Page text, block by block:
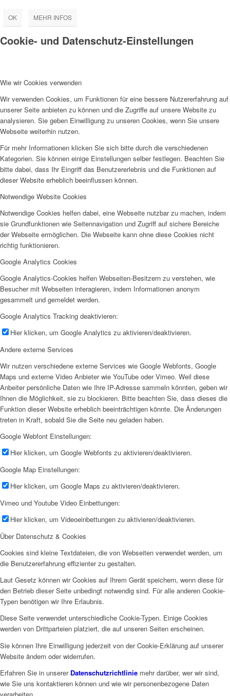
OK MEHR INFOS
Cookie- und Datenschutz-Einstellungen
Wie wir Cookies verwenden
Wir verwenden Cookies, um Funktionen für eine bessere Nutzererfahrung auf
unserer Seite anbieten zu können und die Zugriffe auf unsere Website zu
analysieren. Sie geben Einwilligung zu unseren Cookies, wenn Sie unsere
Webseite weiterhin nutzen.
Für mehr Informationen klicken Sie sich bitte durch die verschiedenen
Kategorien. Sie können einige Einstellungen selber festlegen. Beachten Sie
bitte dabei, dass Ihr Eingriff das Benutzererlebnis und die Funktionen auf
dieser Website erheblich beeinflussen können.
Notwendige Website Cookies
Notwendige Cookies helfen dabei, eine Webseite nutzbar zu machen, indem
sie Grundfunktionen wie Seitennavigation und Zugriff auf sichere Bereiche
der Webseite ermöglichen. Die Webseite kann ohne diese Cookies nicht
richtig funktionieren.
Google Analytics Cookies
Google Analytics-Cookies helfen Webseiten-Besitzern zu verstehen, wie
Besucher mit Webseiten interagieren, indem Informationen anonym
gesammelt und gemeldet werden.
Google Analytics Tracking deaktivieren:
Hier klicken, um Google Analytics zu aktivieren/deaktivieren.
Andere externe Services
Wir nutzen verschiedene externe Services wie Google Webfonts, Google
Maps und externe Video Anbieter wie YouTube oder Vimeo. Weil diese
Anbeiter persönliche Daten wie Ihre IP-Adresse sammeln könnten, geben wir
Ihnen die Möglichkeit, sie zu blockieren. Bitte beachten Sie, dass dieses die
Funktion dieser Website erheblich beeinträchtigen könnte. Die Änderungen
treten in Kraft, sobald Sie die Seite neu geladen haben.
Google Webfont Einstellungen:
Hier klicken, um Google Webfonts zu aktivieren/deaktivieren.
Google Map Einstellungen:
Hier klicken, um Google Maps zu aktivieren/deaktivieren.
Vimeo und Youtube Video Einbettungen:
Hier klicken, um Videoeinbettungen zu aktivieren/deaktivieren.
Über Datenschutz & Cookies
Cookies sind kleine Textdateien, die von Webseiten verwendet werden, um
die Benutzererfahrung effizienter zu gestalten.
Laut Gesetz können wir Cookies auf Ihrem Gerät speichern, wenn diese für
den Betrieb dieser Seite unbedingt notwendig sind. Für alle anderen Cookie-
Typen benötigen wir Ihre Erlaubnis.
Diese Seite verwendet unterschiedliche Cookie-Typen. Einige Cookies
werden von Drittparteien platziert, die auf unseren Seiten erscheinen.
Sie können Ihre Einwilligung jederzeit von der Cookie-Erklärung auf unserer
Website ändern oder widerrufen.
Erfahren Sie in unserer Datenschutzrichtlinie mehr darüber, wer wir sind,
wie Sie uns kontaktieren können und wie wir personenbezogene Daten
verarbeiten.